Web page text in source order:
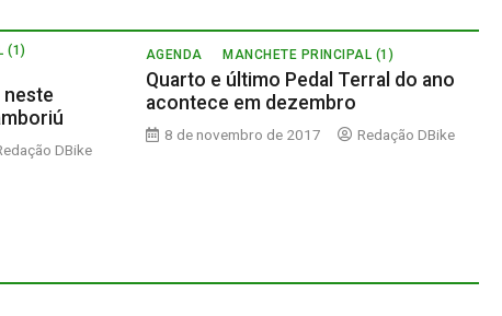
(1)
neste
DBike
AGENDA MANCHETE PRINCIPAL (1)
Quarto e último Pedal Terral do ano
acontece em dezembro
8 de novembro de 2017 Redação DBike